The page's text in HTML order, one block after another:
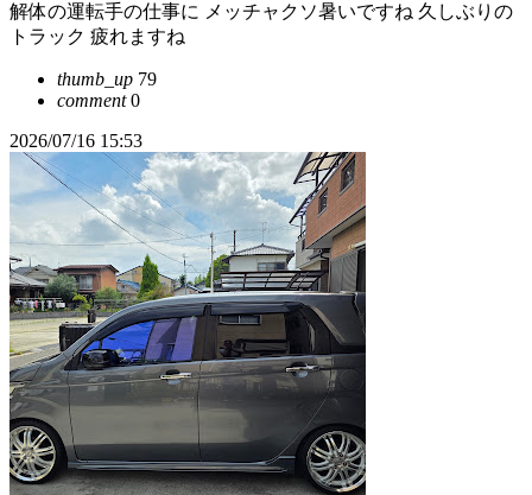
解体の運転手の仕事に メッチャクソ暑いですね 久しぶりの
トラック 疲れますね
thumb_up 79
comment0
2026/07/16 15:53